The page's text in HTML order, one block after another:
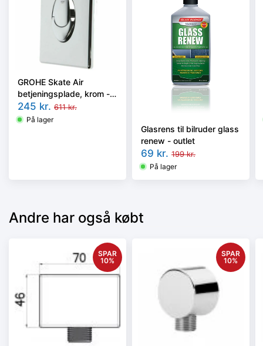
GROHE Skate Air
betjeningsplade, krom -
66249045 - outlet
245 kr. 611kr.
På lager
Glasrens til bilruder glass
renew - outlet
69 kr. 199kr.
På lager
Andre har også købt
SPAR
10%
SPAR
10%